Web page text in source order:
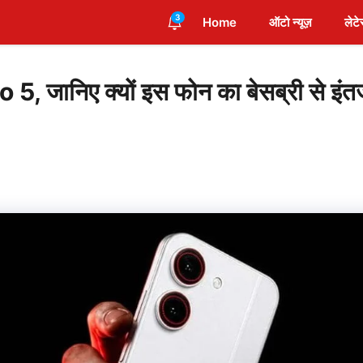
3 Home ऑटो न्यूज़
जानिए क्यों इस फोन का बेसब्री से